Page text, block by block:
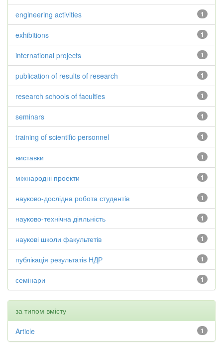
1
engineering activities
1
exhibitions
1
international projects
1
publication of results of research
1
research schools of faculties
1
seminars
1
training of scientific personnel
1
виставки
1
міжнародні проекти
1
науково-дослідна робота студентів
1
науково-технічна діяльність
1
наукові школи факультетів
1
публікація результатів НДР
1
семінари
за типом вмісту
1
Article